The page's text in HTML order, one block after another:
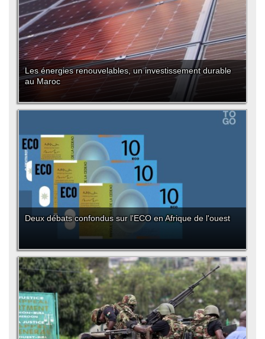
Les énergies renouvelables, un investissement durable
au Maroc
Deux débats confondus sur l'ECO en Afrique de l'ouest